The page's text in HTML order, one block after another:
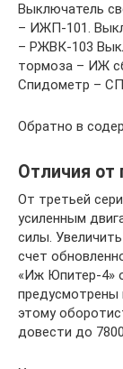
Выключатель
– ИЖП-101.
– РЖВК-103
тормоза – ИЖ
Спидометр –
Обратно в
Отличия от
От третьей
усиленным
силы.
счет
«Иж Юпитер-4»
предусмотрены
этому
довести до